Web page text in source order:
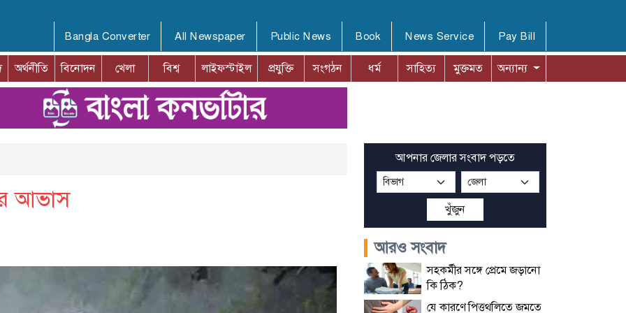
Bangla Converter All Newspaper Public News Book News Service Pay Bill
অর্থনীতি বিনোদন খেলা বিশ্ব লাইফস্টাইল প্রযুক্তি সংগঠন ধর্ম সাহিত্য মুক্তমত অন্যান্য
আভাস
আপনার জেলার সংবাদ পড়তে
খুঁজুন
আরও সংবাদ
সহকর্মীর সঙ্গে প্রেমে জড়ানো
কি ঠিক?
যে কারণে পিত্তথলিতে জমতে